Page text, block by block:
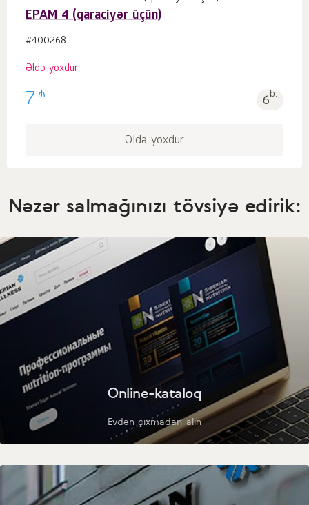
EPAM 4 (qaraciyər üçün)
#400268
Əldə yoxdur
7 ₼ 6b.
Əldə yoxdur
Nəzər salmağınızı tövsiyə edirik:
Online-kataloq
Evdən çıxmadan alın